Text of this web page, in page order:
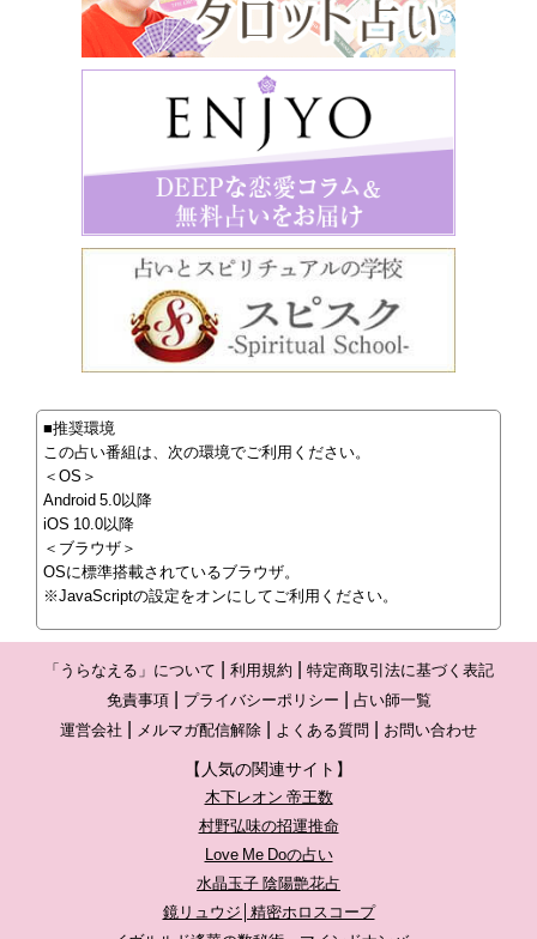
■推奨環境
この占い番組は、次の環境でご利用ください。
＜OS＞
Android 5.0以降
iOS 10.0以降
＜ブラウザ＞
OSに標準搭載されているブラウザ。
※JavaScriptの設定をオンにしてご利用ください。
「うらなえる」について 利用規約
特定商取引法に基づく表記
免責事項
プライバシーポリシー
占い師一覧
運営会社
メルマガ配信解除 よくある質問 お問い合わせ
【人気の関連サイト】
木下レオン 帝王数
村野弘味の招運推命
Love Me Doの占い
水晶玉子 陰陽艶花占
鏡リュウジ│精密ホロスコープ